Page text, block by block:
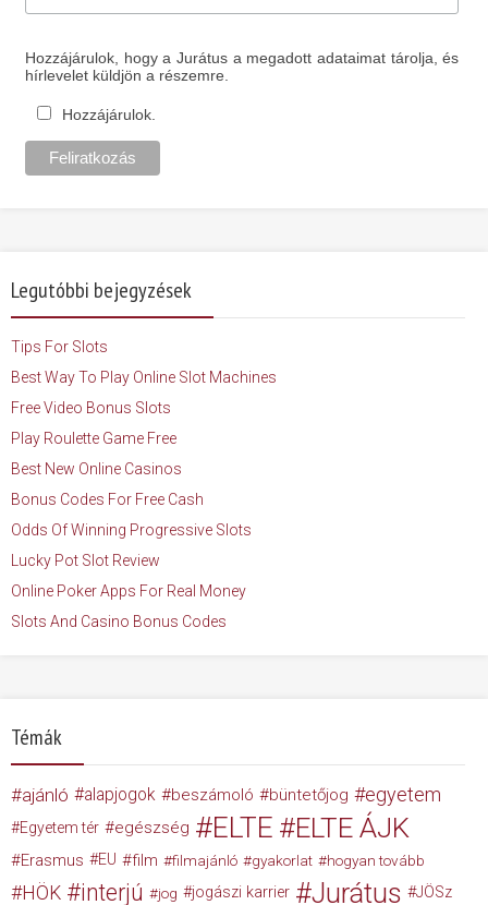
Hozzájárulok, hogy a Jurátus a megadott adataimat tárolja, és
hírlevelet küldjön a részemre.
Hozzájárulok.
Legutóbbi bejegyzések
Tips For Slots
Best Way To Play Online Slot Machines
Free Video Bonus Slots
Play Roulette Game Free
Best New Online Casinos
Bonus Codes For Free Cash
Odds Of Winning Progressive Slots
Lucky Pot Slot Review
Online Poker Apps For Real Money
Slots And Casino Bonus Codes
Témák
ajánló alapjogok beszámoló büntetőjog egyetem
Egyetem tér egészség ELTE ELTE ÁJK
Erasmus EU film filmajánló gyakorlat hogyan tovább
HÖK interjú jog jogászi karrier Jurátus JÖSz